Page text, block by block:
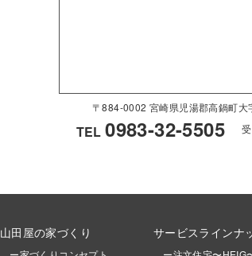
〒884-0002 宮崎県児湯郡高鍋町
TEL0983-32-5505
山田屋の家づくり サービスラインナ